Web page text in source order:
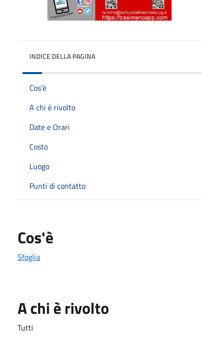
INDICE DELLA PAGINA
Cos'è
A chi è rivolto
Date e Orari
Costo
Luogo
Punti di contatto
Cos'è
Sfoglia
A chi è rivolto
Tutti